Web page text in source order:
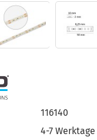
116140
4-7 Werktage